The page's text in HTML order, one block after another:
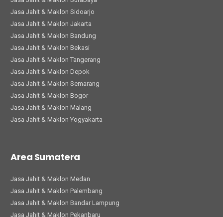
Jasa Jahit & Maklon Sidoarjo
Jasa Jahit & Maklon Jakarta
Jasa Jahit & Maklon Bandung
Jasa Jahit & Maklon Bekasi
Jasa Jahit & Maklon Tangerang
Jasa Jahit & Maklon Depok
Jasa Jahit & Maklon Semarang
Jasa Jahit & Maklon Bogor
Jasa Jahit & Maklon Malang
Jasa Jahit & Maklon Yogyakarta
Area Sumatera
Jasa Jahit & Maklon Medan
Jasa Jahit & Maklon Palembang
Jasa Jahit & Maklon Bandar Lampung
Jasa Jahit & Maklon Pekanbaru